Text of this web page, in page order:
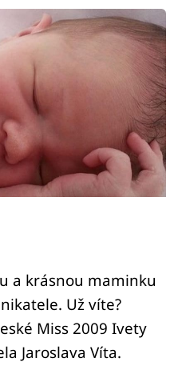
a krásnou maminku
Už víte?
Miss 2009 Ivety
Jaroslava Víta.